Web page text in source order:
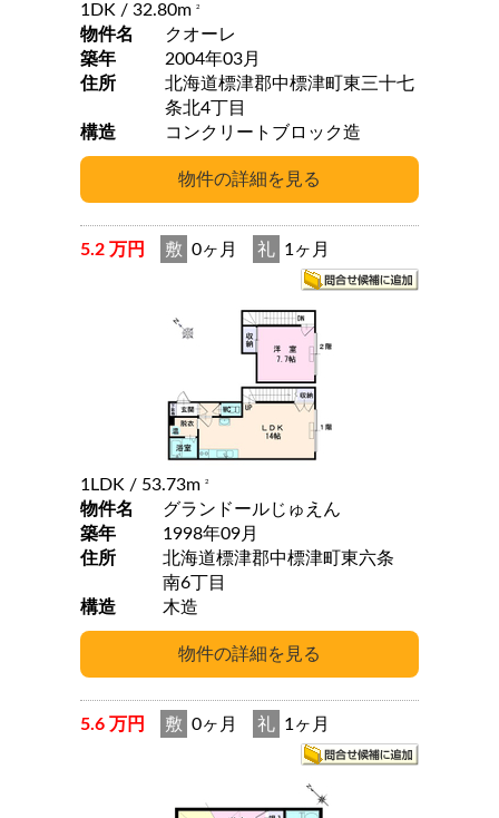
1DK / 32.80m 2
物件名
クオーレ
築年
2004年03月
住所
北海道標津郡中標津町東三十七
条北4丁目
構造
コンクリートブロック造
5.2 万円 敷 0ヶ月 礼 1ヶ月
1LDK / 53.73m 2
物件名
グランドールじゅえん
築年
1998年09月
住所
北海道標津郡中標津町東六条
南6丁目
構造
木造
5.6 万円 敷 0ヶ月 礼 1ヶ月